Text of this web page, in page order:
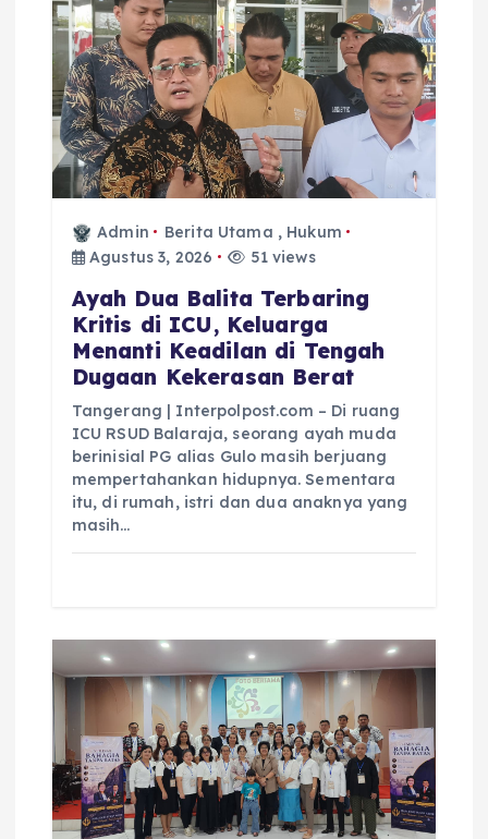
Admin Berita Utama , Hukum
Agustus 3, 2026
51 views
Ayah Dua Balita Terbaring
Kritis di ICU, Keluarga
Menanti Keadilan di Tengah
Dugaan Kekerasan Berat
Tangerang | Interpolpost.com – Di ruang
ICU RSUD Balaraja, seorang ayah muda
berinisial PG alias Gulo masih berjuang
mempertahankan hidupnya. Sementara
itu, di rumah, istri dan dua anaknya yang
masih…